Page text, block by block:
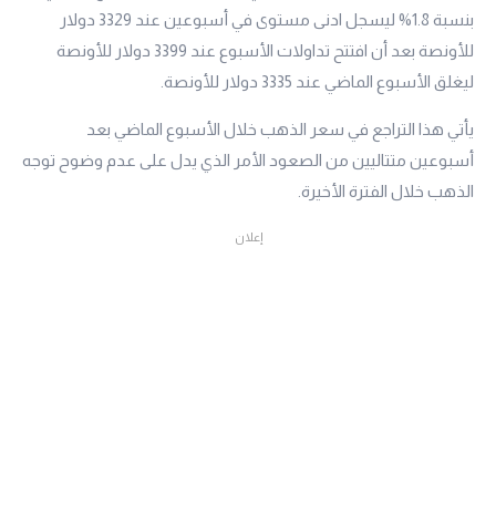
بنسبة 1.8% ليسجل ادنى مستوى في أسبوعين عند 3329 دولار
للأونصة بعد أن افتتح تداولات الأسبوع عند 3399 دولار للأونصة
ليغلق الأسبوع الماضي عند 3335 دولار للأونصة.
يأتي هذا التراجع في سعر الذهب خلال الأسبوع الماضي بعد
أسبوعين متتاليين من الصعود الأمر الذي يدل على عدم وضوح توجه
الذهب خلال الفترة الأخيرة.
إعلان